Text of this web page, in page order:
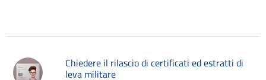
Chiedere il rilascio di certificati ed estratti di
leva militare